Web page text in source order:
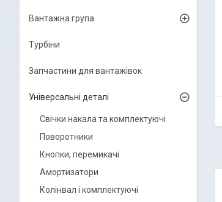
Вантажна група
Турбіни
Запчастини для вантажівок
Універсальні деталі
Свічки накала та комплектуючі
Поворотники
Кнопки, перемикачі
Амортизатори
Колінвал і комплектуючі